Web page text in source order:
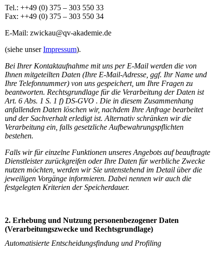
Tel.: ++49 (0) 375 – 303 550 33
Fax: ++49 (0) 375 – 303 550 34
E-Mail: zwickau@qv-akademie.de
(siehe unserImpressum).
Bei Ihrer Kontaktaufnahme mit uns per E-Mail werden die von
Ihnen mitgeteilten Daten (Ihre E-Mail-Adresse, ggf. Ihr Name und
Ihre Telefonnummer) von uns gespeichert, um Ihre Fragen zu
beantworten. Rechtsgrundlage für die Verarbeitung der Daten ist
Art. 6 Abs. 1 S. 1 f) DS-GVO . Die in diesem Zusammenhang
anfallenden Daten löschen wir, nachdem Ihre Anfrage bearbeitet
und der Sachverhalt erledigt ist. Alternativ schränken wir die
Verarbeitung ein, falls gesetzliche Aufbewahrungspflichten
bestehen.
Falls wir für einzelne Funktionen unseres Angebots auf beauftragte
Dienstleister zurückgreifen oder Ihre Daten für werbliche Zwecke
nutzen möchten, werden wir Sie untenstehend im Detail über die
jeweiligen Vorgänge informieren. Dabei nennen wir auch die
festgelegten Kriterien der Speicherdauer.
2. Erhebung und Nutzung personenbezogener Daten
(Verarbeitungszwecke und Rechtsgrundlage)
Automatisierte Entscheidungsfindung und Profiling